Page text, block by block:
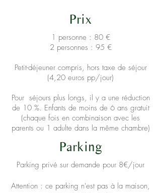
Prix
1 personne : 80 €
2 personnes : 95 €
Petit-déjeuner compris, hors taxe de séjour
(4,20 euros pp/jour)
Pour séjours plus longs, il y a une réduction
de 10 %. Enfants de moins de 6 ans gratuit
(chaque fois en combinaison avec les
parents ou 1 adulte dans la même chambre)
Parking
Parking privé sur demande pour 8€/jour
Attention : ce parking n'est pas à la maison,